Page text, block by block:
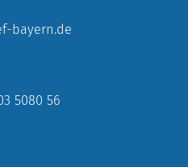
bayern.de
5080 56